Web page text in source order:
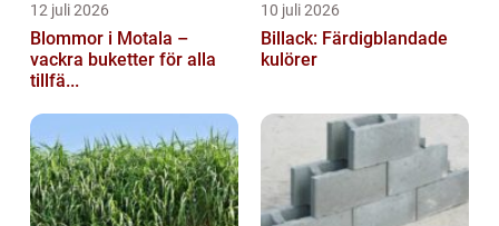
12 juli 2026
Blommor i Motala –
vackra buketter för alla
tillfä...
10 juli 2026
Billack: Färdigblandade
kulörer